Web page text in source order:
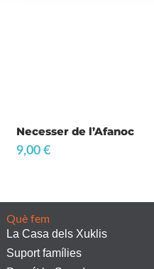
Necesser de l’Afanoc
9,00€
Què fem
La Casa dels Xuklis
Suport famílies